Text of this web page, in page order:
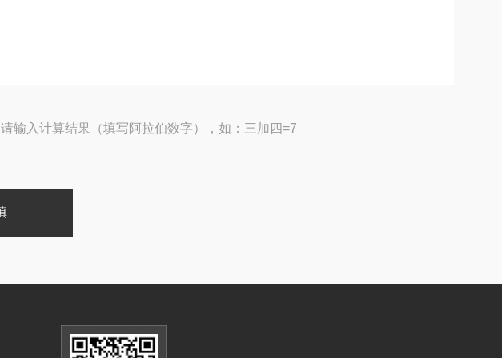
请输入计算结果（填写阿拉伯数字），如：三加四=7